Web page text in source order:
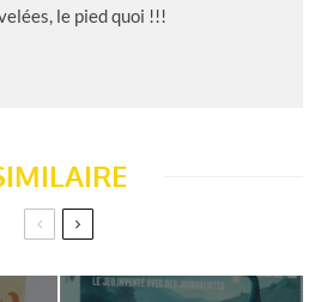
le pied quoi !!!